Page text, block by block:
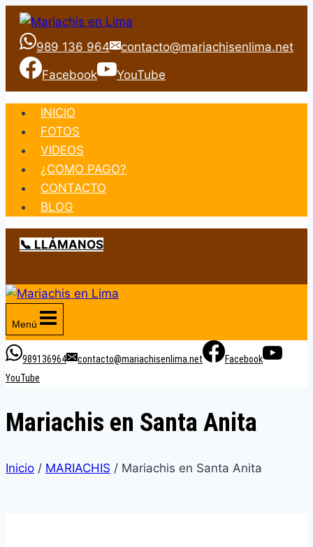
Saltar
contenido989 136 964
contacto@mariachisenlima.net
Facebook
YouTube
INICIO
FOTOS
VIDEOS
¿COMO PAGO?
CONTACTO
BLOG
📞 LLÁMANOS
Menú
989136964 contacto@mariachisenlima.net
Facebook
YouTube
Mariachis en Santa Anita
Inicio / MARIACHIS / Mariachis en Santa Anita